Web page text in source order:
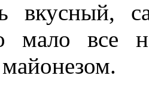
вкусный,
мало все